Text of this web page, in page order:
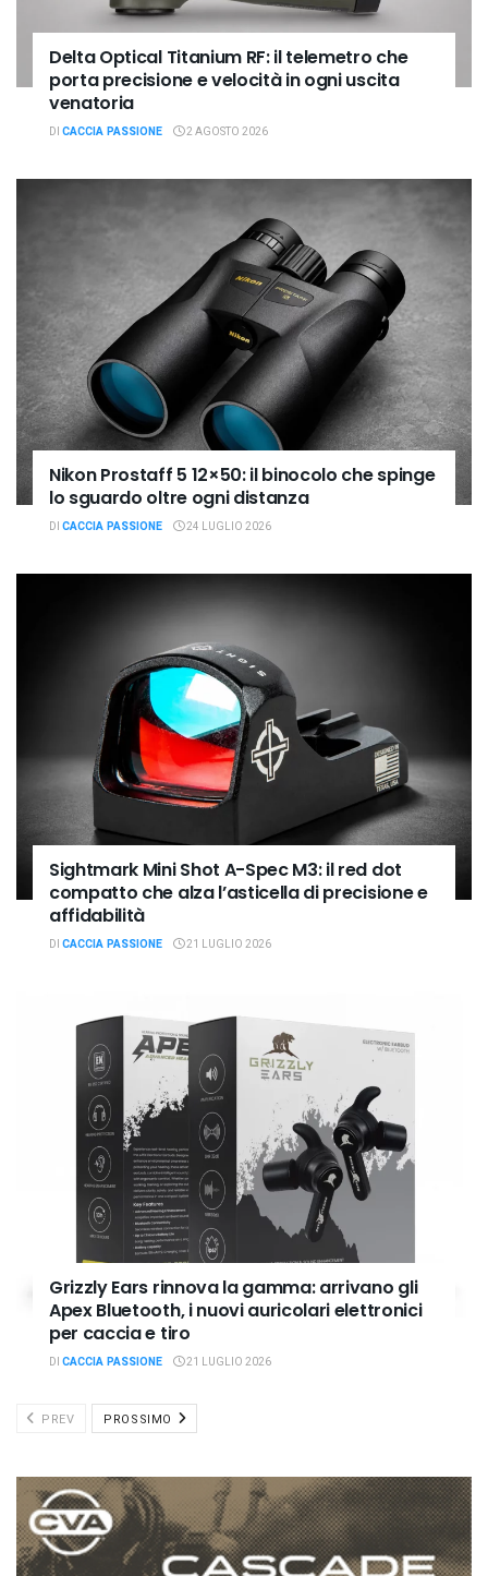
Delta Optical Titanium RF: il telemetro che
porta precisione e velocità in ogni uscita
venatoria
DI CACCIA PASSIONE 2 AGOSTO 2026
Nikon Prostaff 5 12×50: il binocolo che spinge
lo sguardo oltre ogni distanza
DI CACCIA PASSIONE 24 LUGLIO 2026
Sightmark Mini Shot A-Spec M3: il red dot
compatto che alza l’asticella di precisione e
affidabilità
DI CACCIA PASSIONE 21 LUGLIO 2026
Grizzly Ears rinnova la gamma: arrivano gli
Apex Bluetooth, i nuovi auricolari elettronici
per caccia e tiro
DI CACCIA PASSIONE 21 LUGLIO 2026
PREV PROSSIMO